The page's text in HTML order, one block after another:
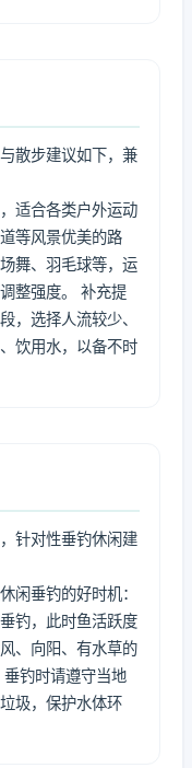
散步建议如下，兼
适合各类户外运动
等风景优美的路
舞、羽毛球等，运
整强度。 补充提
，选择人流较少、
饮用水，以备不时
针对性垂钓休闲建
闲垂钓的好时机：
钓，此时鱼活跃度
、向阳、有水草的
钓时请遵守当地
圾，保护水体环